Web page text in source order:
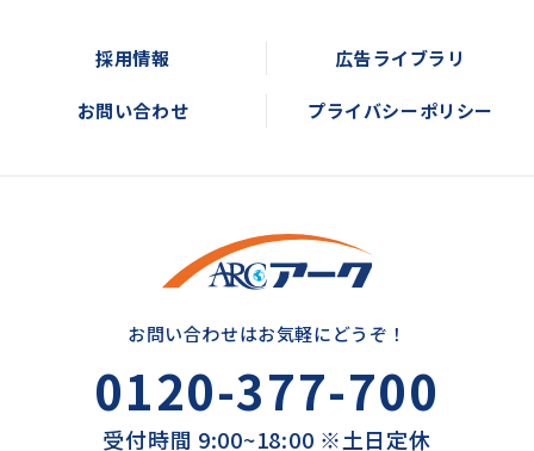
採用情報 広告ライブラリ
お問い合わせ プライバシーポリシー
お問い合わせはお気軽にどうぞ！
0120-377-700
受付時間 9:00~18:00 ※土日定休